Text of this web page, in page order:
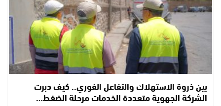
بين ذروة الاستهلاك والتفاعل الفوري.. كيف دبرت
الشركة الجهوية متعددة الخدمات مرحلة الضغط…